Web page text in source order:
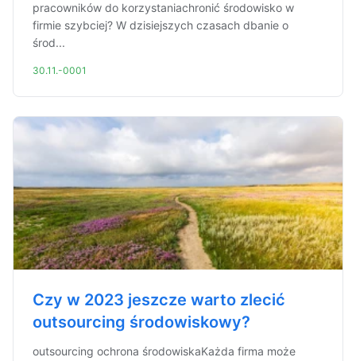
pracowników do korzystaniachronić środowisko w
firmie szybciej? W dzisiejszych czasach dbanie o
środ...
30.11.-0001
Czy w 2023 jeszcze warto zlecić
outsourcing środowiskowy?
outsourcing ochrona środowiskaKażda firma może